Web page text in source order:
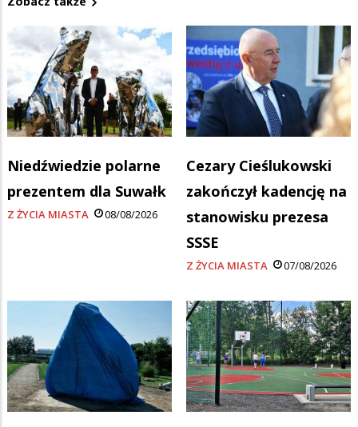
Niedźwiedzie polarne
prezentem dla Suwałk
Z ŻYCIA MIASTA 08/08/2026
Cezary Cieślukowski
zakończył kadencję na
stanowisku prezesa
SSSE
Z ŻYCIA MIASTA 07/08/2026